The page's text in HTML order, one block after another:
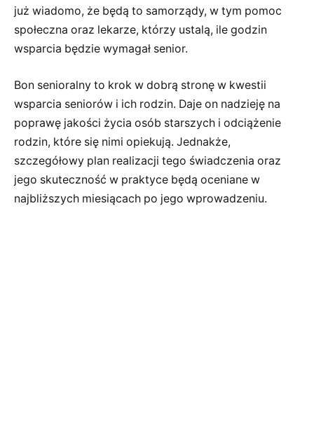
już wiadomo, że będą to samorządy, w tym pomoc
społeczna oraz lekarze, którzy ustalą, ile godzin
wsparcia będzie wymagał senior.
Bon senioralny to krok w dobrą stronę w kwestii
wsparcia seniorów i ich rodzin. Daje on nadzieję na
poprawę jakości życia osób starszych i odciążenie
rodzin, które się nimi opiekują. Jednakże,
szczegółowy plan realizacji tego świadczenia oraz
jego skuteczność w praktyce będą oceniane w
najbliższych miesiącach po jego wprowadzeniu.